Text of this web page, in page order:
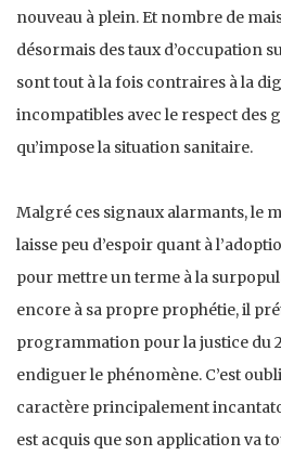
nouveau à plein. Et nombre de
désormais des taux d’occupation
sont tout à la fois contraires à la
incompatibles avec le respect des
qu’impose la situation sanitaire.
Malgré ces signaux alarmants, le
laisse peu d’espoir quant à
pour mettre un terme à la
encore à sa propre prophétie, il
programmation pour la justice du
endiguer le phénomène. C’est
caractère principalement
est acquis que son application va